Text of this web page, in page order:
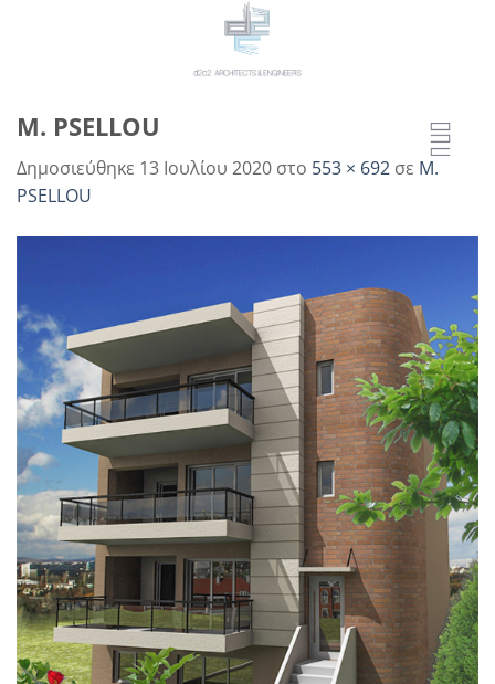
M. PSELLOU
Δημοσιεύθηκε 13 Ιουλίου 2020 στο 553 × 692 σε M.
PSELLOU